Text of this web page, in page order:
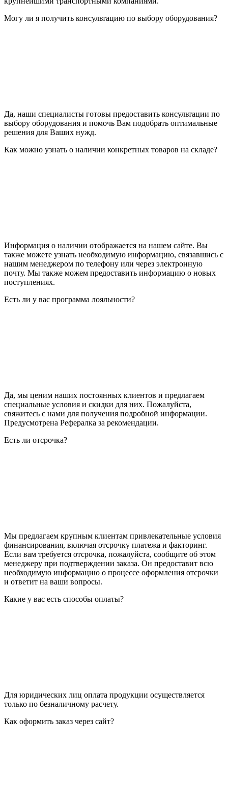
Могу ли я получить консультацию по выбору оборудования?
Да, наши специалисты готовы предоставить консультации по
выбору оборудования и помочь Вам подобрать оптимальные
решения для Ваших нужд.
Как можно узнать о наличии конкретных товаров на складе?
Информация о наличии отображается на нашем сайте. Вы
также можете узнать необходимую информацию, связавшись с
нашим менеджером по телефону или через электронную
почту. Мы также можем предоставить информацию о новых
поступлениях.
Есть ли у вас программа лояльности?
Да, мы ценим наших постоянных клиентов и предлагаем
специальные условия и скидки для них. Пожалуйста,
свяжитесь с нами для получения подробной информации.
Предусмотрена Рефералка за рекомендации.
Есть ли отсрочка?
Мы предлагаем крупным клиентам привлекательные условия
финансирования, включая отсрочку платежа и факторинг.
Если вам требуется отсрочка, пожалуйста, сообщите об этом
менеджеру при подтверждении заказа. Он предоставит всю
необходимую информацию о процессе оформления отсрочки
и ответит на ваши вопросы.
Какие у вас есть способы оплаты?
Для юридических лиц оплата продукции осуществляется
только по безналичному расчету.
Как оформить заказ через сайт?